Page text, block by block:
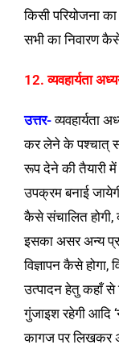
किसी परियोजना
सभी का निवारण कैसे
12. व्यवहार्यता
उत्तर-व्यवहार्यता
कर लेने के पश्चात्
रूप देने की तैयारी
उपक्रम बनाई
कैसे संचालित होगी,
इसका असर अन्य
विज्ञापन कैसे होगा,
उत्पादन हेतु कहाँ से
गुंजाइश रहेगी आदि
कागज पर लिखकर